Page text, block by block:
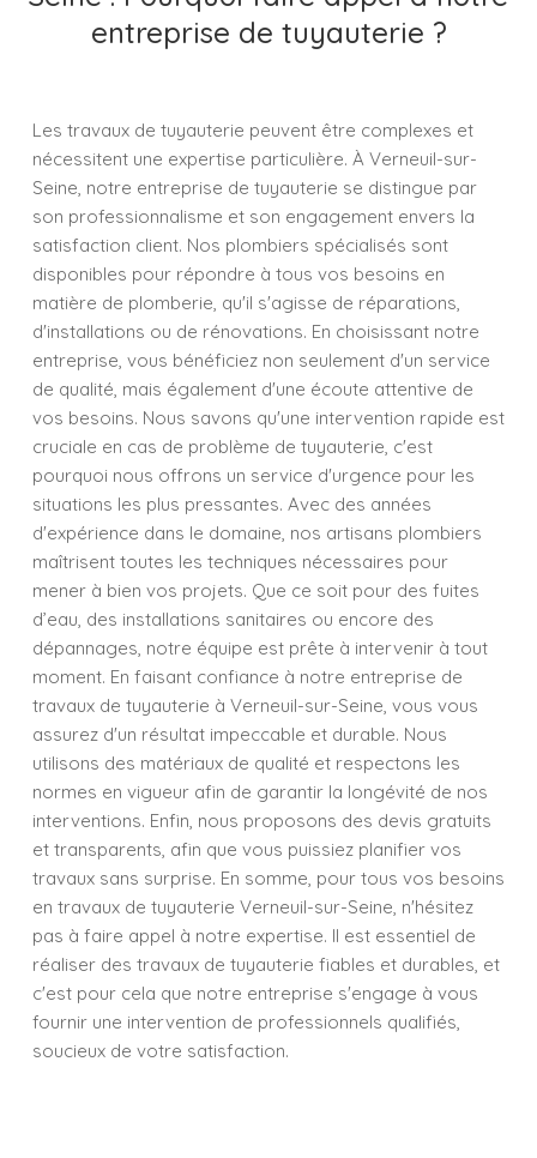
entreprise de tuyauterie ?
Les travaux de tuyauterie peuvent être complexes et
nécessitent une expertise particulière. À Verneuil-sur-
Seine, notre entreprise de tuyauterie se distingue par
son professionnalisme et son engagement envers la
satisfaction client. Nos plombiers spécialisés sont
disponibles pour répondre à tous vos besoins en
matière de plomberie, qu'il s'agisse de réparations,
d'installations ou de rénovations. En choisissant notre
entreprise, vous bénéficiez non seulement d'un service
de qualité, mais également d'une écoute attentive de
vos besoins. Nous savons qu'une intervention rapide est
cruciale en cas de problème de tuyauterie, c'est
pourquoi nous offrons un service d'urgence pour les
situations les plus pressantes. Avec des années
d'expérience dans le domaine, nos artisans plombiers
maîtrisent toutes les techniques nécessaires pour
mener à bien vos projets. Que ce soit pour des fuites
d’eau, des installations sanitaires ou encore des
dépannages, notre équipe est prête à intervenir à tout
moment. En faisant confiance à notre entreprise de
travaux de tuyauterie à Verneuil-sur-Seine, vous vous
assurez d'un résultat impeccable et durable. Nous
utilisons des matériaux de qualité et respectons les
normes en vigueur afin de garantir la longévité de nos
interventions. Enfin, nous proposons des devis gratuits
et transparents, afin que vous puissiez planifier vos
travaux sans surprise. En somme, pour tous vos besoins
en travaux de tuyauterie Verneuil-sur-Seine, n'hésitez
pas à faire appel à notre expertise. Il est essentiel de
réaliser des travaux de tuyauterie fiables et durables, et
c'est pour cela que notre entreprise s'engage à vous
fournir une intervention de professionnels qualifiés,
soucieux de votre satisfaction.